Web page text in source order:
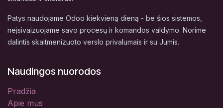
Patys naudojame Odoo kiekvieną dieną - be šios sistemos,
neįsivaizuojame savo procesų ir komandos valdymo. Norime
dalintis skaitmenizuoto verslo privalumais ir su Jumis.
Naudingos nuorodos
Pradžia
Apie mus